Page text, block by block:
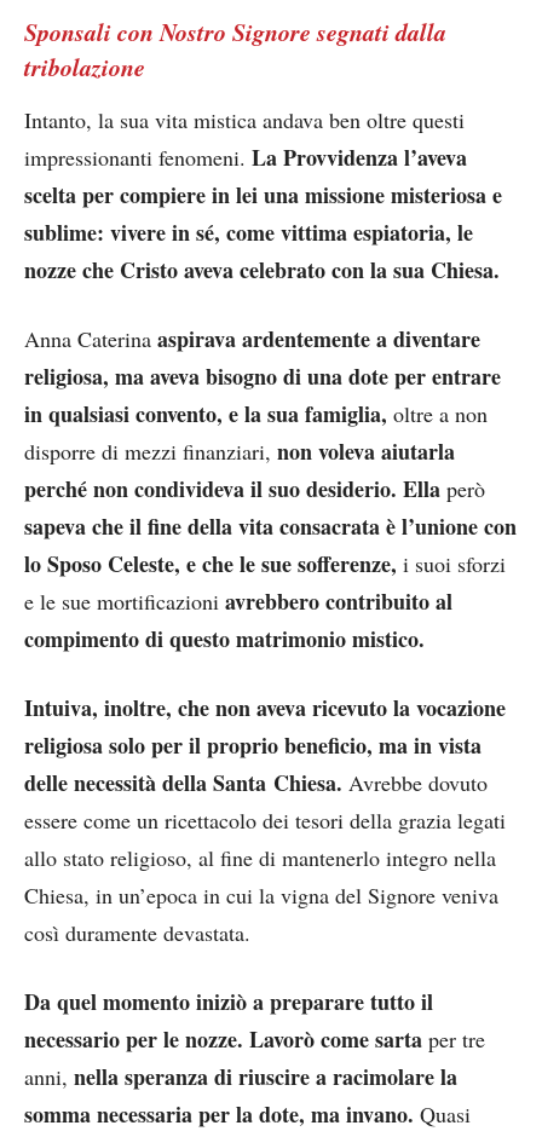
Sponsali con Nostro Signore segnati dalla
tribolazione
Intanto, la sua vita mistica andava ben oltre questi
impressionanti fenomeni. La Provvidenza l’aveva
scelta per compiere in lei una missione misteriosa e
sublime: vivere in sé, come vittima espiatoria, le
nozze che Cristo aveva celebrato con la sua Chiesa.
Anna Caterina aspirava ardentemente a diventare
religiosa, ma aveva bisogno di una dote per entrare
in qualsiasi convento, e la sua famiglia, oltre a non
disporre di mezzi finanziari, non voleva aiutarla
perché non condivideva il suo desiderio. Ella però
sapeva che il fine della vita consacrata è l’unione con
lo Sposo Celeste, e che le sue sofferenze, i suoi sforzi
e le sue mortificazioni avrebbero contribuito al
compimento di questo matrimonio mistico.
Intuiva, inoltre, che non aveva ricevuto la vocazione
religiosa solo per il proprio beneficio, ma in vista
delle necessità della Santa Chiesa. Avrebbe dovuto
essere come un ricettacolo dei tesori della grazia legati
allo stato religioso, al fine di mantenerlo integro nella
Chiesa, in un’epoca in cui la vigna del Signore veniva
così duramente devastata.
Da quel momento iniziò a preparare tutto il
necessario per le nozze. Lavorò come sarta per tre
anni, nella speranza di riuscire a racimolare la
somma necessaria per la dote, ma invano. Quasi